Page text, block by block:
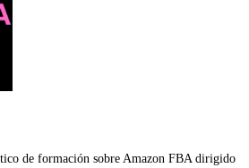
de formación sobre Amazon FBA dirigido